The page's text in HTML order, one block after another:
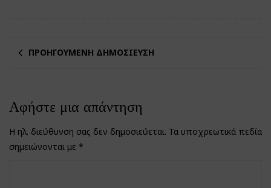
ΠΡΟΗΓΟΎΜΕΝΗ ΔΗΜΟΣΊΕΥΣΗ
Αφήστε μια απάντηση
Η ηλ. διεύθυνση σας δεν δημοσιεύεται. Τα υποχρεωτικά πεδία
σημειώνονται με *